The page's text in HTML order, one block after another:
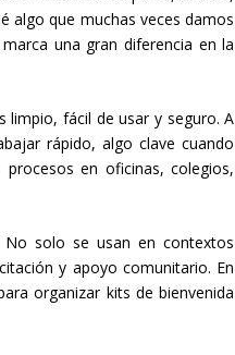
algo que muchas veces damos
una gran diferencia en la
limpio, fácil de usar y seguro. A
rápido, algo clave cuando
en oficinas, colegios,
solo se usan en contextos
y apoyo comunitario. En
organizar kits de bienvenida